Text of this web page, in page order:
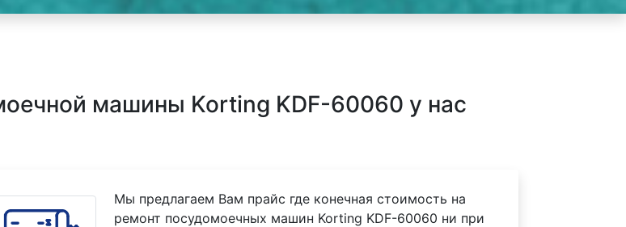
машины Korting KDF-60060 у нас
Мы предлагаем Вам прайс где конечная стоимость на
ремонт посудомоечных машин Korting KDF-60060 ни при